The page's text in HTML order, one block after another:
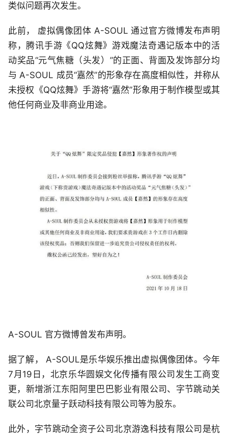
类似问题再次发生。
此前， 虚拟偶像团体 A-SOUL 通过官方微博发布声明
称，腾讯手游《QQ炫舞》游戏魔法奇遇记版本中的活
动奖品“元气焦糖（头发）”的正面、背面及发饰部分均
与 A-SOUL 成员“嘉然”的形象存在高度相似性，并称从
未授权《QQ炫舞》手游将“嘉然”形象用于制作模型或其
他任何商业及非商业用途。
A-SOUL 官方微博曾发布声明。
据了解， A-SOUL是乐华娱乐推出虚拟偶像团体。今年
7月19日，北京乐华圆娱文化传播有限公司发生工商变
更，新增浙江东阳阿里巴巴影业有限公司、字节跳动关
联公司北京量子跃动科技有限公司等为股东。
此外，字节跳动全资子公司北京游逸科技有限公司是杭